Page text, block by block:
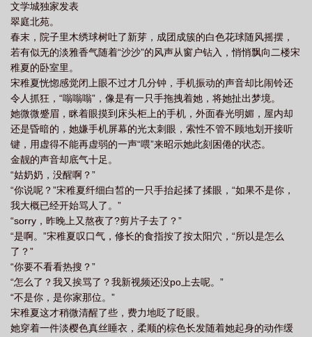
文学城独家发表
翠庭北苑。
春末，院子里木绣球树吐了新芽，成团成簇的白色花球随风摇摆，
若有似无的淡雅香气随着“沙沙”的风声从窗户钻入，悄悄飘向二楼宋
稚夏的卧室里。
宋稚夏恍惚感觉闭上眼不过才几分钟，手机振动的声音却比闹铃还
令人抓狂，“嗡嗡嗡”，像是有一只手拖拽着她，将她扯出梦境。
她微微蹙眉，眯着眼摸到床头柜上的手机，外面春光明媚，屋内却
还是昏暗的，她嫌手机屏幕的光太刺眼，索性不管不顾地划开接听
键，用虚得不能再虚弱的一声“喂”来昭示她此刻困倦的状态。
金靓的声音却底气十足。
“姑奶奶，没醒啊？”
“你说呢？”宋稚夏纤细白皙的一只手抬起揉了揉眼，“如果不是你，
我大概已经开始骂人了。”
“sorry，昨晚上又熬夜了?剪片子去了？”
“是啊。”宋稚夏叹口气，修长的食指按了按太阳穴，“所以是怎么
了？”
“你要不看看热搜？”
“怎么了？我又挨骂了？我新视频还没po上去呢。”
“不是你，是你家那位。”
宋稚夏这才稍微清醒了些，费力地眨了眨眼。
她穿着一件淡樱色真丝睡衣，柔顺的棕色长发随着她起身的动作缓